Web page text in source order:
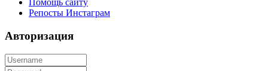
Помощь сайту
Репосты Инстаграм
Авторизация